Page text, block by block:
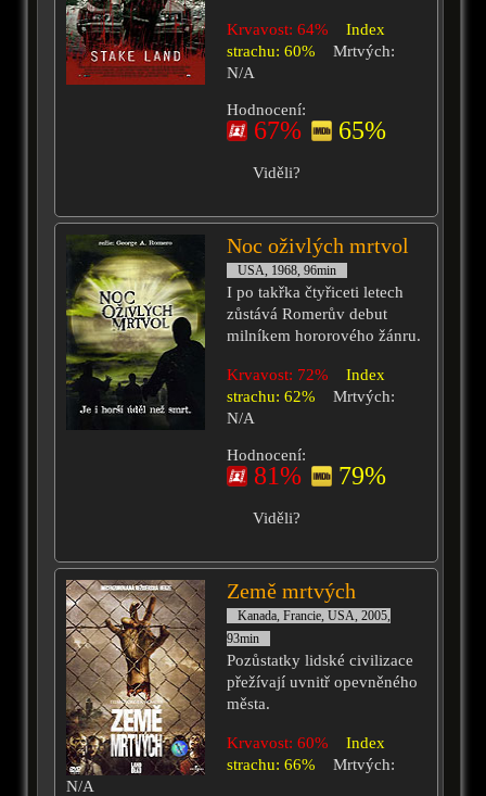
Krvavost: 64%
Index
strachu: 60%
Mrtvých:
N/A
Hodnocení:
67% 65%
Viděli?
Noc oživlých mrtvol
USA, 1968, 96min
I po takřka čtyřiceti letech
zůstává Romerův debut
milníkem hororového žánru.
Krvavost: 72%
Index
strachu: 62%
Mrtvých:
N/A
Hodnocení:
81% 79%
Viděli?
Země mrtvých
Kanada, Francie, USA, 2005,
93min
Pozůstatky lidské civilizace
přežívají uvnitř opevněného
města.
Krvavost: 60%
Index
strachu: 66%
Mrtvých:
N/A